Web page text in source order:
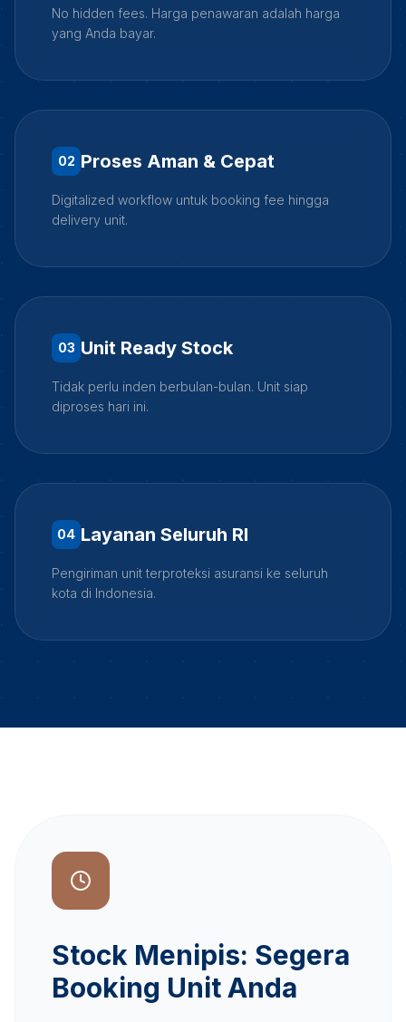
No hidden fees. Harga penawaran adalah harga
yang Anda bayar.
02 Proses Aman & Cepat
Digitalized workflow untuk booking fee hingga
delivery unit.
03 Unit Ready Stock
Tidak perlu inden berbulan-bulan. Unit siap
diproses hari ini.
04 Layanan Seluruh RI
Pengiriman unit terproteksi asuransi ke seluruh
kota di Indonesia.
Stock Menipis: Segera
Booking Unit Anda